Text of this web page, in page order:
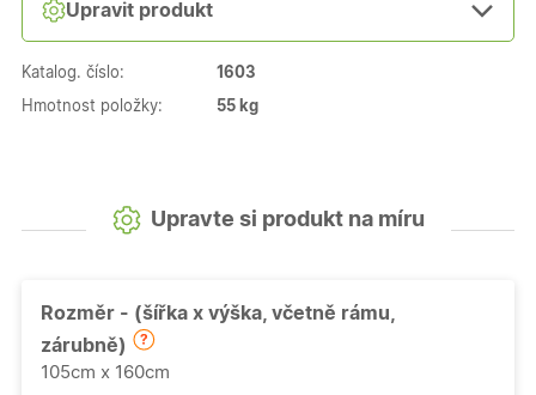
Upravit produkt
Katalog. číslo: 1603
Hmotnost položky: 55 kg
Upravte si produkt na míru
Rozměr - (šířka x výška, včetně rámu,
zárubně)
105cm x 160cm